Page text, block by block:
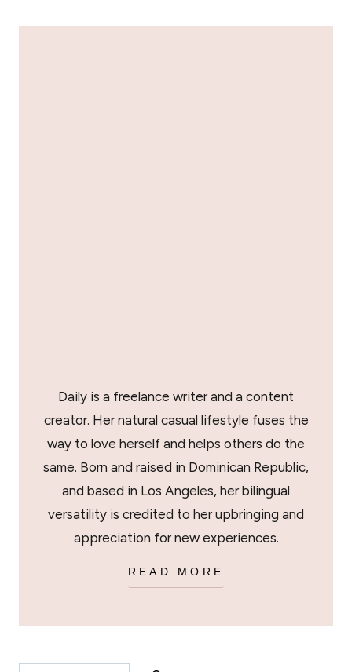
Daily is a freelance writer and a content
creator. Her natural casual lifestyle fuses the
way to love herself and helps others do the
same. Born and raised in Dominican Republic,
and based in Los Angeles, her bilingual
versatility is credited to her upbringing and
appreciation for new experiences.
READ MORE